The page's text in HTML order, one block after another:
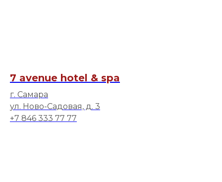
7 avenue hotel & spa
г. Самара
ул. Ново-Садовая, д. 3
+7 846 333 77 77